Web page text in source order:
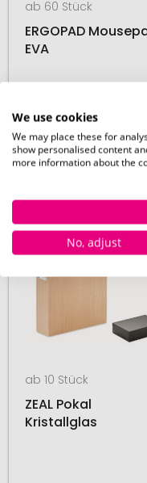
ab 60 Stück
ERGOPAD
EVA
ab1,47 €
18. August
ab 10 Stück
ZEAL Pokal
Kristallglas
We use cookies
We may place these for
show personalised content
more information about the
No, adjust